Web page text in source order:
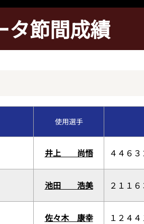
ング
選手成績
ー&新人紹介
施設紹介
無料バス時刻表
外向発売所カッパ★ピア
タ節間成績
使用選手
井上 尚悟 ４４６３
池田 浩美 ２１１
佐々木 康幸 １２４